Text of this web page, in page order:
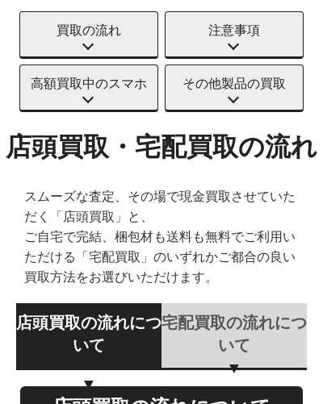
買取の流れ 注意事項
高額買取中のスマホ その他製品の買取
店頭買取・宅配買取の流れ
スムーズな査定、その場で現金買取させていた
だく「店頭買取」と、
ご自宅で完結、梱包材も送料も無料でご利用い
ただける「宅配買取」のいずれかご都合の良い
買取方法をお選びいただけます。
店頭買取の流れにつ
いて
宅配買取の流れにつ
いて